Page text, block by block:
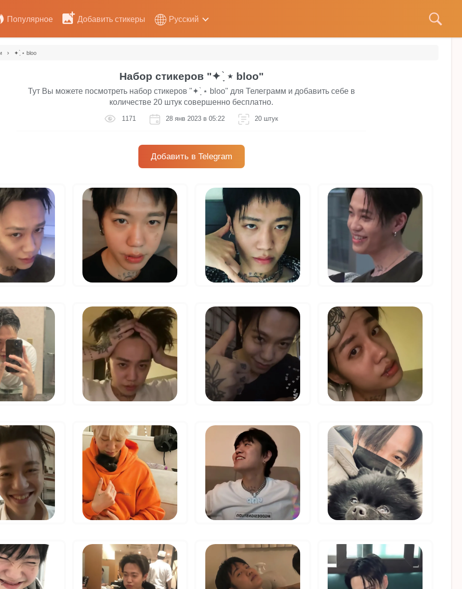
Популярное Добавить стикеры Русский
› ✦ ָ ֙⋆ bloo
Набор стикеров "✦ ָ ֙⋆ bloo"
Тут Вы можете посмотреть набор стикеров "✦ ָ ֙⋆ bloo" для Телеграмм и добавить себе в
количестве 20 штук совершенно бесплатно.
1171 28 янв 2023 в 05:22 20 штук
Добавить в Telegram